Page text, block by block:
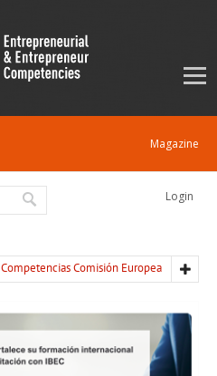
Magazine
Login
Competencias Comisión Europea